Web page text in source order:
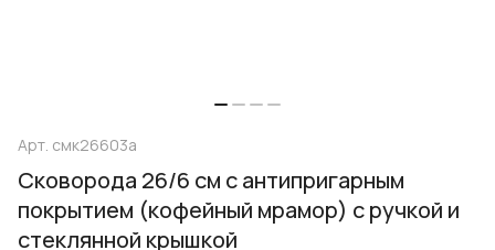
Арт. смк26603а
Сковорода 26/6 см с антипригарным
покрытием (кофейный мрамор) с ручкой и
стеклянной крышкой